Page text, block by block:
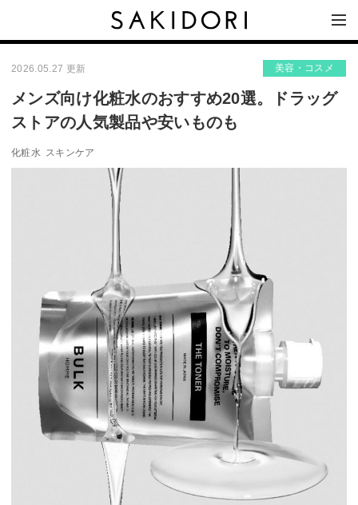
2026.05.27 更新 美容・コスメ
メンズ向け化粧水のおすすめ20選。ドラッグ
ストアの人気製品や安いものも
化粧水 スキンケア